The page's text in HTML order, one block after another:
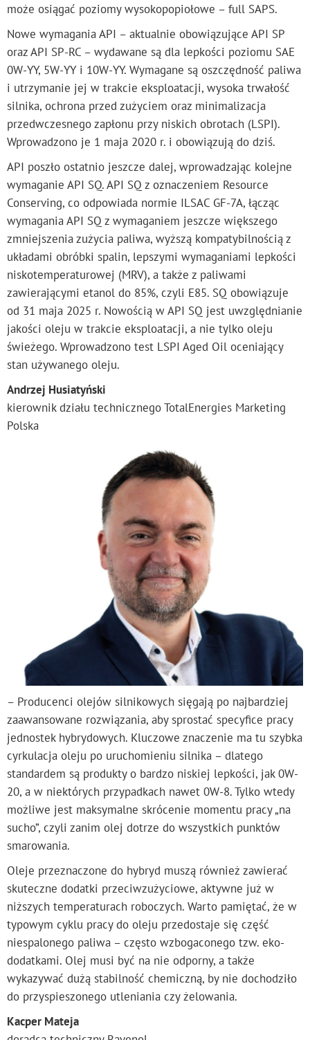
może osiągać poziomy wysokopopiołowe – full SAPS.
Nowe wymagania API – aktualnie obowiązujące API SP
oraz API SP-RC – wydawane są dla lepkości poziomu SAE
0W-YY, 5W-YY i 10W-YY. Wymagane są oszczędność paliwa
i utrzymanie jej w trakcie eksploatacji, wysoka trwałość
silnika, ochrona przed zużyciem oraz minimalizacja
przedwczesnego zapłonu przy niskich obrotach (LSPI).
Wprowadzono je 1 maja 2020 r. i obowiązują do dziś.
API poszło ostatnio jeszcze dalej, wprowadzając kolejne
wymaganie API SQ. API SQ z oznaczeniem Resource
Conserving, co odpowiada normie ILSAC GF-7A, łącząc
wymagania API SQ z wymaganiem jeszcze większego
zmniejszenia zużycia paliwa, wyższą kompatybilnością z
układami obróbki spalin, lepszymi wymaganiami lepkości
niskotemperaturowej (MRV), a także z paliwami
zawierającymi etanol do 85%, czyli E85. SQ obowiązuje
od 31 maja 2025 r. Nowością w API SQ jest uwzględnianie
jakości oleju w trakcie eksploatacji, a nie tylko oleju
świeżego. Wprowadzono test LSPI Aged Oil oceniający
stan używanego oleju.
Andrzej Husiatyński
kierownik działu technicznego TotalEnergies Marketing
Polska
– Producenci olejów silnikowych sięgają po najbardziej
zaawansowane rozwiązania, aby sprostać specyfice pracy
jednostek hybrydowych. Kluczowe znaczenie ma tu szybka
cyrkulacja oleju po uruchomieniu silnika – dlatego
standardem są produkty o bardzo niskiej lepkości, jak 0W-
20, a w niektórych przypadkach nawet 0W-8. Tylko wtedy
możliwe jest maksymalne skrócenie momentu pracy „na
sucho”, czyli zanim olej dotrze do wszystkich punktów
smarowania.
Oleje przeznaczone do hybryd muszą również zawierać
skuteczne dodatki przeciwzużyciowe, aktywne już w
niższych temperaturach roboczych. Warto pamiętać, że w
typowym cyklu pracy do oleju przedostaje się część
niespalonego paliwa – często wzbogaconego tzw. eko-
dodatkami. Olej musi być na nie odporny, a także
wykazywać dużą stabilność chemiczną, by nie dochodziło
do przyspieszonego utleniania czy żelowania.
Kacper Mateja